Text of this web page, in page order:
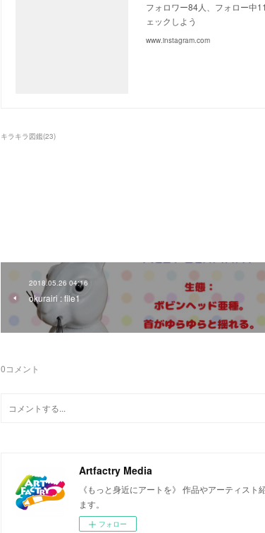
フォロワー84人、フォロー中
ェックしよう
www.instagram.com
キラキラ図鑑(23)
2018.05.26 04:16
okurairi : file1
0コメント
Artfactry Media
《もっと身近にアートを》 作品やアーティス
ます。
フォロー